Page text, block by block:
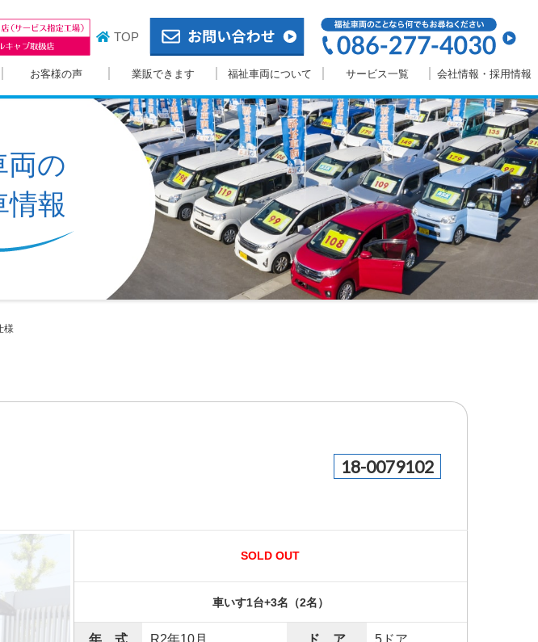
TOP
お客様の声 業販できます 福祉車両について サービス一覧 会社情報・採用情報
両の
情報
様
18-0079102
SOLD OUT
車いす1台+3名（2名）
年 式 R2年10月 ド ア 5ドア